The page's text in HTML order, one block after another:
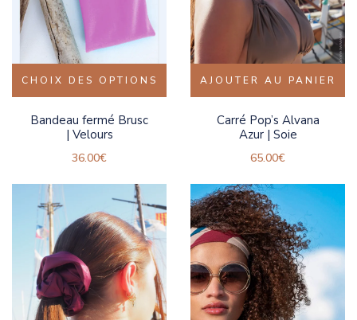
CHOIX DES OPTIONS
Bandeau fermé Brusc
| Velours
36.00€
AJOUTER AU PANIER
Carré Pop’s Alvana
Azur | Soie
65.00€